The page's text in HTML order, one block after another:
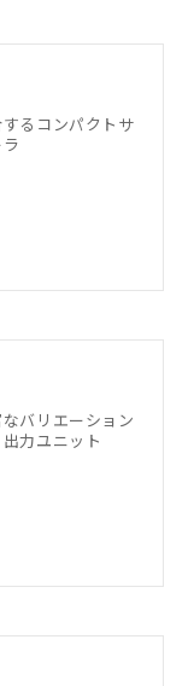
るコンパクトサ
バリエーション
力ユニット